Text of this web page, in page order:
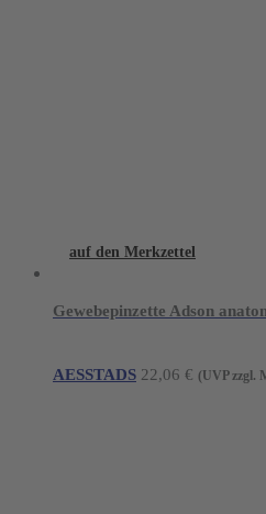
auf den Merkzettel
Gewebepinzette Adson
AESSTADS 22,06 € (UVP zzgl.